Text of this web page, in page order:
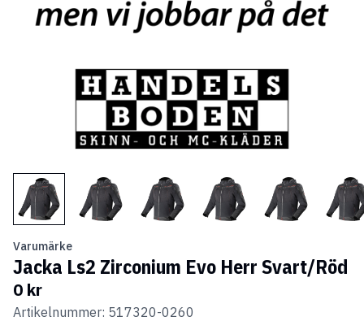
Varumärke
Jacka Ls2 Zirconium Evo Herr Svart/Röd
0 kr
Artikelnummer: 517320-0260